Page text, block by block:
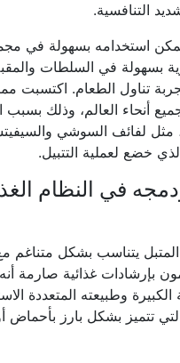
التنافسية.
استخدامه بسهولة في
بسهولة في السلطات
تناول الطعام. اكتسبت
أنحاء العالم، وذلك بسبب
مثل لفائف السوشي
خضع لعملية التتبيل.
في النظام
يتناسب بشكل متناغم
بإرشادات غذائية صارمة
وطبيعته المتعددة